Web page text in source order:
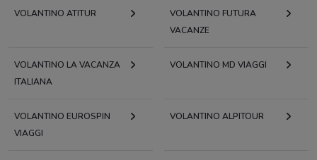
VOLANTINO ATITUR
VOLANTINO FUTURA
VACANZE
VOLANTINO LA VACANZA
ITALIANA
VOLANTINO MD VIAGGI
VOLANTINO EUROSPIN
VIAGGI
VOLANTINO ALPITOUR